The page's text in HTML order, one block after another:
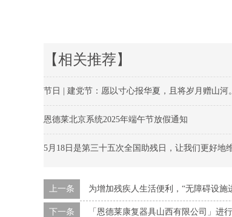
【相关推荐】
节日 | 建党节：愿以寸心报华夏，且将岁月赠山河。
恩德莱北京系统2025年端午节放假通知
5月18日是第三十五次全国助残日，让我们更好地
上一条 为增加残疾人生活便利，“无障碍设施
下一条 「恩德莱康复器具山西有限公司」进